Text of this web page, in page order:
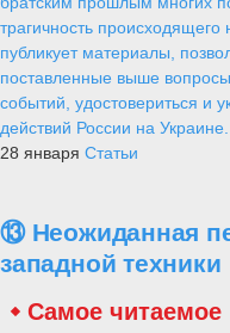
трагичность
публикует материалы,
поставленные выше
событий, удостовериться и
действий России на Украине.
28 января Статьи
⑬ Неожиданная
западной техники
Самое читаемое